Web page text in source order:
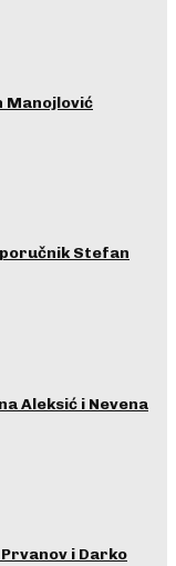
Manojlović
poručnik Stefan
Aleksić i Nevena
Prvanov i Darko